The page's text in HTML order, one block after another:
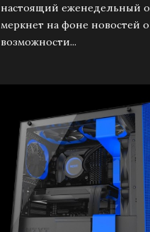
настоящий еженедельный
меркнет на фоне новостей о
возможности...